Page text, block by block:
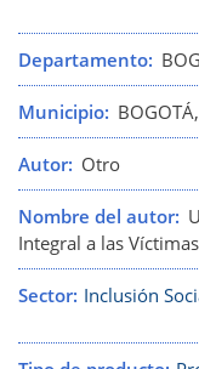
Departamento
Municipio
Autor Otro
Nombre del autor
Integral a las Víctimas
Sector Inclusión